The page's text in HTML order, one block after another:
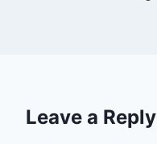
Leave a Reply